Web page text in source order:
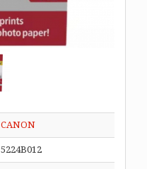
CANON
5224B012